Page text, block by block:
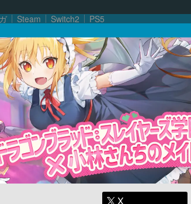
Steam Switch2 PS5
X